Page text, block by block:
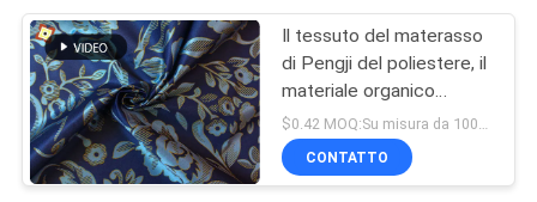
Il tessuto del materasso
di Pengji del poliestere, il
materiale organico
naturale, filo di ordito
tricottato ha stampato il
tessuto del materasso
CONTATTO